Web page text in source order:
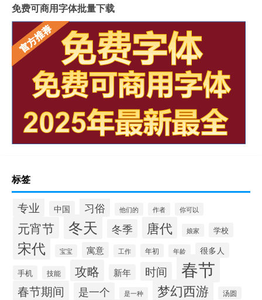
免费可商用字体批量下载
标签
专业 中国 习俗 他们的 作者 你可以
元宵节 冬天 冬季 唐代 娘家 学校
宋代 宝宝 寓意 工作 年初 年龄 很多人
手机 技能 攻略 新年 时间 春节
春节期间 是一个 是一种 梦幻西游 汤圆